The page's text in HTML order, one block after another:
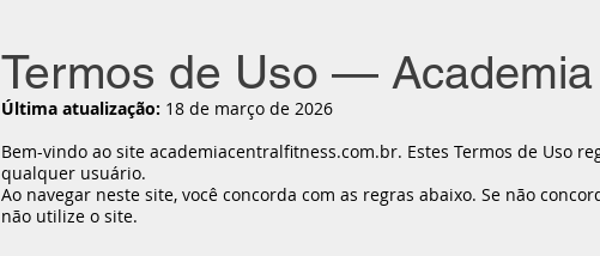
Termos de Uso —
Última atualização: 18 de março de 2026
Bem-vindo ao site academiacentralfitness.com.br. Estes Termos de Uso
qualquer usuário.
Ao navegar neste site, você concorda com as regras abaixo. Se não
não utilize o site.